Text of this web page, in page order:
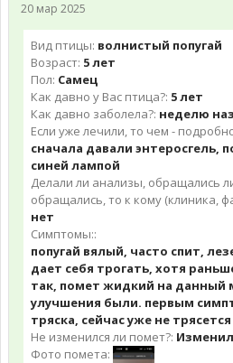
20 мар 2025
Вид птицы: волнистый попугай
Возраст: 5 лет
Пол: Самец
Как давно у Вас птица?: 5 лет
Как давно заболела?: неделю
Если уже лечили, то чем -
сначала давали энтеросгель,
синей лампой
Делали ли анализы, обращались
обращались, то к кому (клиника,
нет
Симптомы::
попугай вялый, часто спит,
дает себя трогать, хотя
так, помет жидкий на данный
улучшения были. первым
тряска, сейчас уже не трясется
Не изменился ли помет?:
Фото помета: